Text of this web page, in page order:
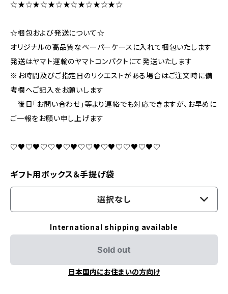
☆★☆★☆★☆★☆★☆★☆★☆
☆梱包および発送について☆
オリジナルの高品質なペーパーケースに入れて梱包いたします
発送はヤマト運輸のヤマトコンパクトにて発送いたします
※お時間及びご指定日のリクエストがある場合はご注文時に備
考欄へご記入をお願いします
後日「お問い合わせ」等より連絡でも対応できますが、お早めに
ご一報をお願い申し上げます
♡♥♡♥♡♡♥♡♥♡♡♥♡♥♡♡♥♡♥♡
ギフト用ボックス＆手提げ袋
選択なし
International shipping available
Sold out
日本国内にお住まいの方向け